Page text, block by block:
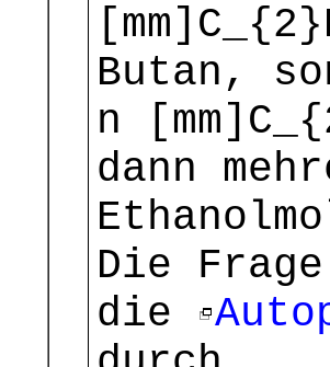
Butan,
n
dann
Die
die